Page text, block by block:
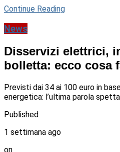
Continue Reading
News
Disservizi elettrici,
bolletta: ecco cosa
Previsti dai 34 ai 100 euro in
energetica: l’ultima parola spetta
Published
1 settimana ago
on